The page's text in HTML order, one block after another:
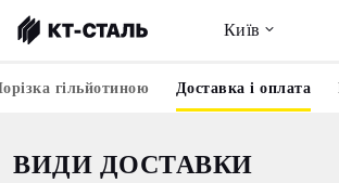
Київ
гільйотиною Доставка і оплата
ВИДИ ДОСТАВКИ